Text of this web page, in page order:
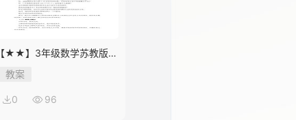
【★★】3年级数学苏教版下
册教案第9单元《数据的收集
和整理（二）》
教案
0 96